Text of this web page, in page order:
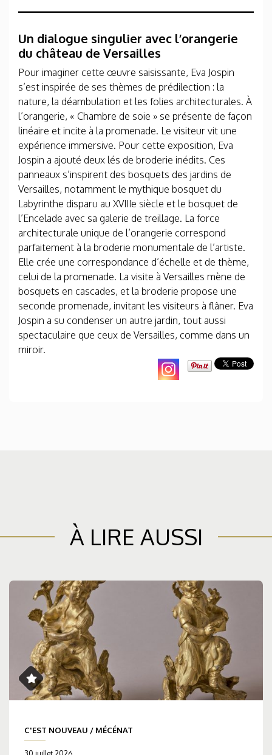
Un dialogue singulier avec l’orangerie
du château de Versailles
Pour imaginer cette œuvre saisissante, Eva Jospin
s’est inspirée de ses thèmes de prédilection : la
nature, la déambulation et les folies architecturales. À
l’orangerie, « Chambre de soie » se présente de façon
linéaire et incite à la promenade. Le visiteur vit une
expérience immersive. Pour cette exposition, Eva
Jospin a ajouté deux lés de broderie inédits. Ces
panneaux s’inspirent des bosquets des jardins de
Versailles, notamment le mythique bosquet du
Labyrinthe disparu au XVIIIe siècle et le bosquet de
l’Encelade avec sa galerie de treillage. La force
architecturale unique de l’orangerie correspond
parfaitement à la broderie monumentale de l’artiste.
Elle crée une correspondance d’échelle et de thème,
celui de la promenade. La visite à Versailles mène de
bosquets en cascades, et la broderie propose une
seconde promenade, invitant les visiteurs à flâner. Eva
Jospin a su condenser un autre jardin, tout aussi
spectaculaire que ceux de Versailles, comme dans un
miroir.
À LIRE AUSSI
C'EST NOUVEAU / MÉCÉNAT